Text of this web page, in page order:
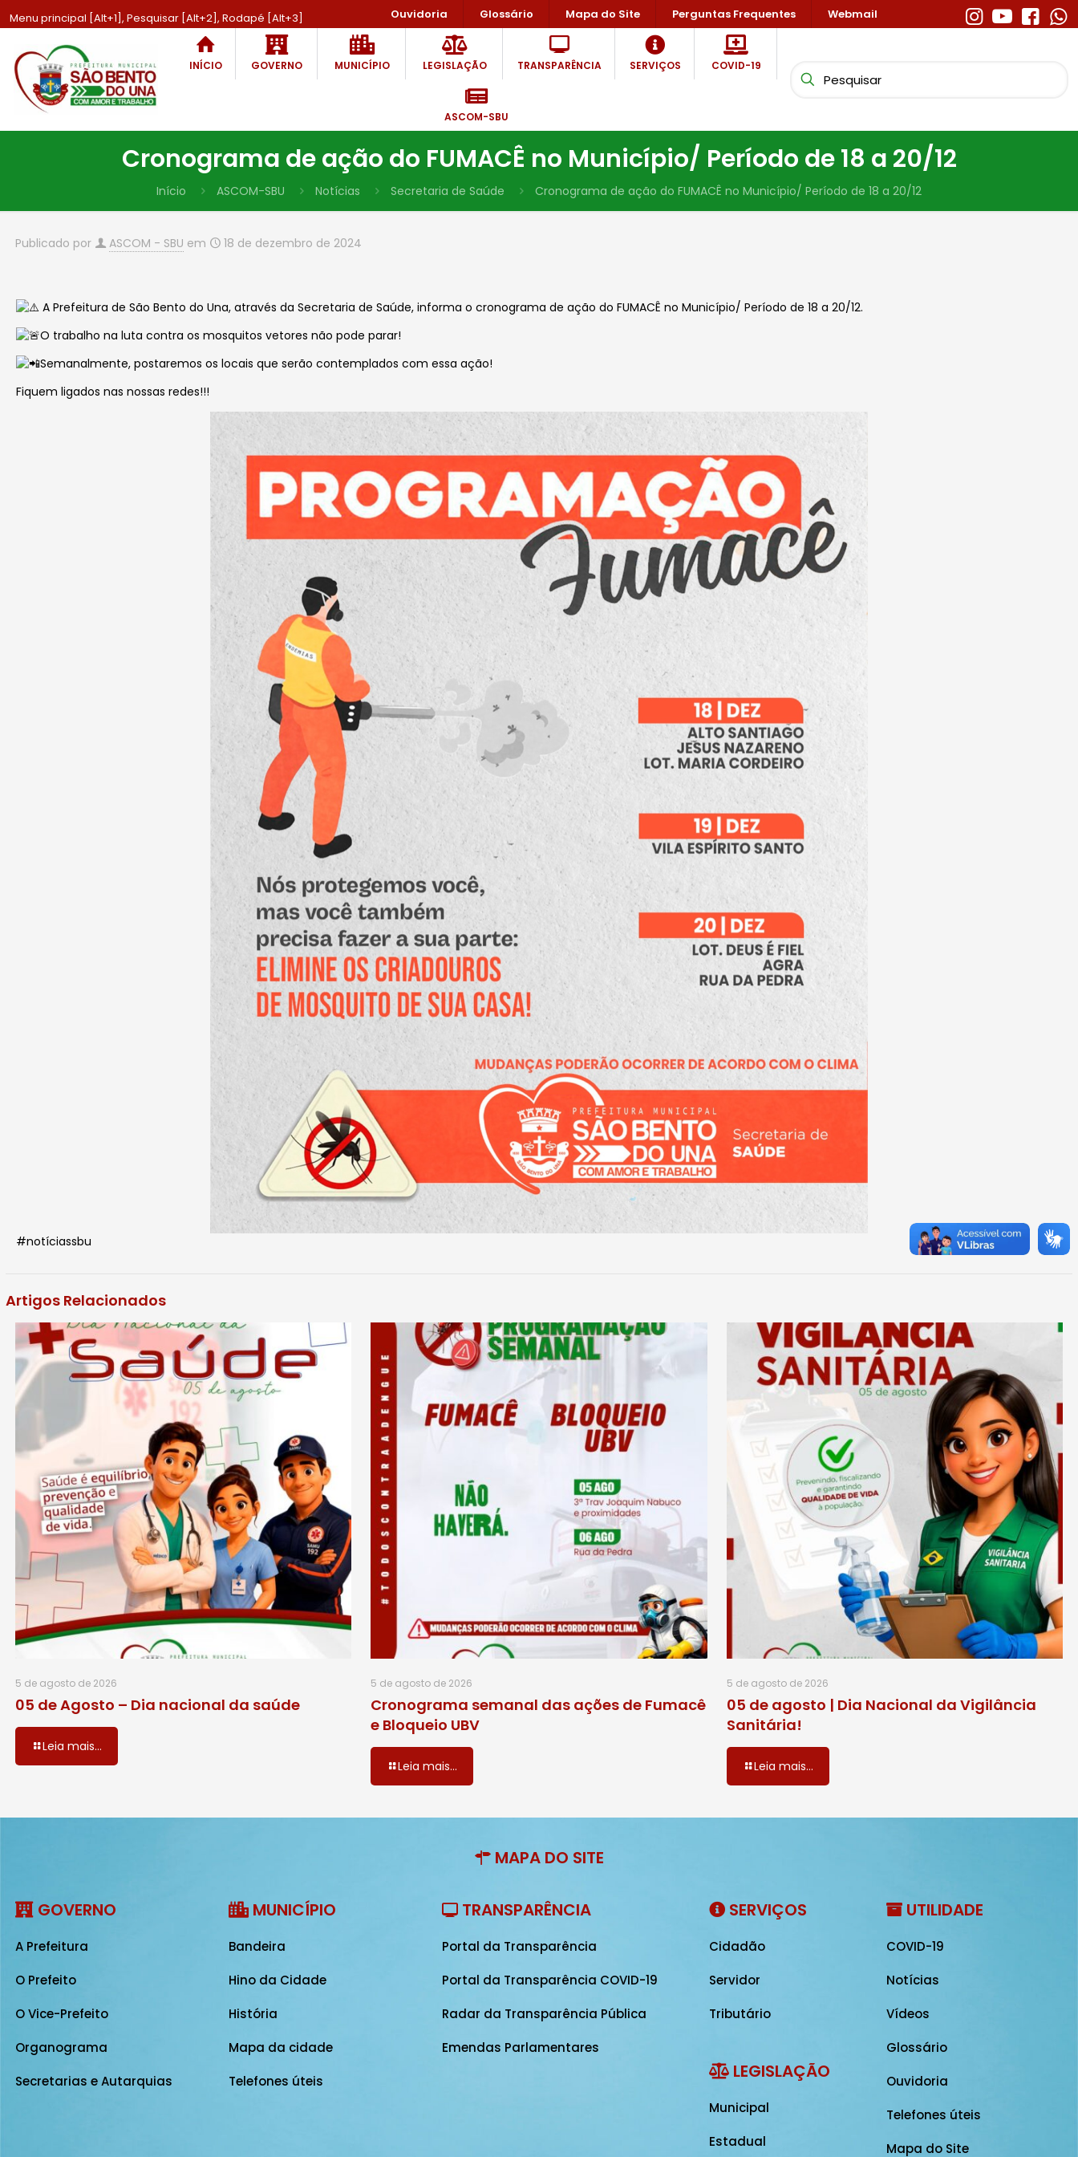
Menu principal [Alt+1], Pesquisar [Alt+2], Rodapé [Alt+3] Ouvidoria Glossário Mapa do Site Perguntas Frequentes Webmail
INÍCIO GOVERNO MUNICÍPIO LEGISLAÇÃO TRANSPARÊNCIA SERVIÇOS COVID-19
ASCOM-SBU
Cronograma de ação do FUMACÊ no Município/ Período de 18 a 20/12
Início ASCOM-SBU Notícias Secretaria de Saúde Cronograma de ação do FUMACÊ no Município/ Período de 18 a 20/12
Publicado por ASCOM - SBU em 18 de dezembro de 2024
A Prefeitura de São Bento do Una, através da Secretaria de Saúde, informa o cronograma de ação do FUMACÊ no Município/ Período de 18 a 20/12.
O trabalho na luta contra os mosquitos vetores não pode parar!
Semanalmente, postaremos os locais que serão contemplados com essa ação!
Fiquem ligados nas nossas redes!!!
#notíciassbu
Artigos Relacionados
5 de agosto de 2026
05 de Agosto – Dia nacional da saúde
Leia mais...
5 de agosto de 2026
Cronograma semanal das ações de Fumacê
e Bloqueio UBV
Leia mais...
5 de agosto de 2026
05 de agosto | Dia Nacional da Vigilância
Sanitária!
Leia mais...
MAPA DO SITE
GOVERNO
A Prefeitura
O Prefeito
O Vice-Prefeito
Organograma
Secretarias e Autarquias
MUNICÍPIO
Bandeira
Hino da Cidade
História
Mapa da cidade
Telefones úteis
TRANSPARÊNCIA
Portal da Transparência
Portal da Transparência COVID-19
Radar da Transparência Pública
Emendas Parlamentares
SERVIÇOS
Cidadão
Servidor
Tributário
LEGISLAÇÃO
Municipal
Estadual
UTILIDADE
COVID-19
Notícias
Vídeos
Glossário
Ouvidoria
Telefones úteis
Mapa do Site